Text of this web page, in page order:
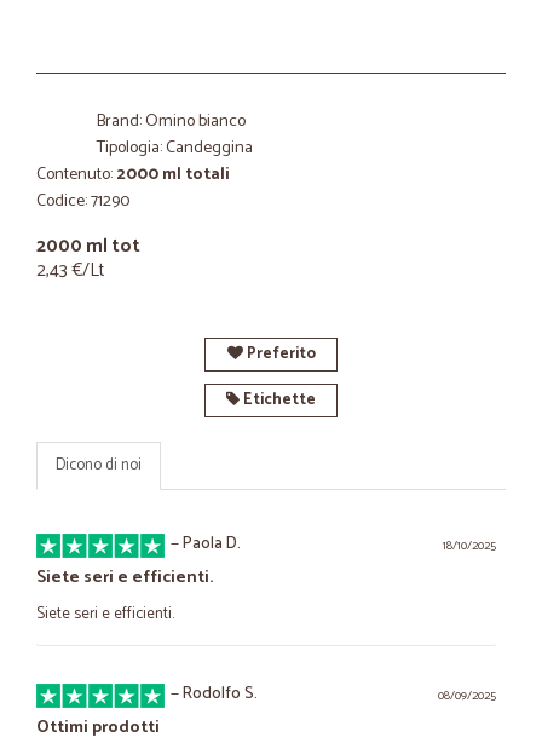
Brand: Omino bianco
Tipologia: Candeggina
Contenuto:2000 ml totali
Codice: 71290
2000 ml tot
2,43 €/Lt
Preferito
Etichette
Dicono di noi
18/10/2025
—Paola D.
Siete seri e efficienti.
Siete seri e efficienti.
08/09/2025
—Rodolfo S.
Ottimi prodotti